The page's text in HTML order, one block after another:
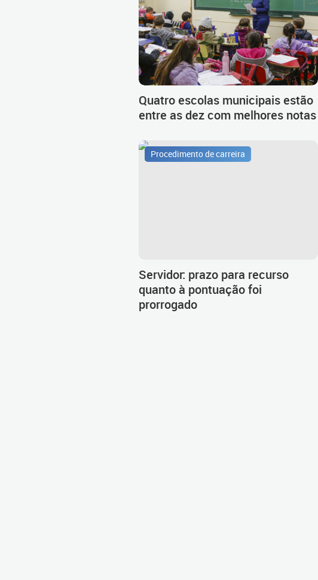
Quatro escolas municipais estão
entre as dez com melhores notas
Procedimento de carreira
Servidor: prazo para recurso
quanto à pontuação foi
prorrogado